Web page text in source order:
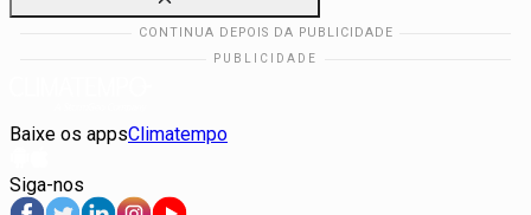
Baixe os appsClimatempo
Siga-nos